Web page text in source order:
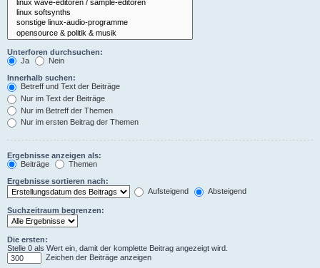
Unterforen durchsuchen:
Ja
Nein
Innerhalb suchen:
Betreff und Text der Beiträge
Nur im Text der Beiträge
Nur im Betreff der Themen
Nur im ersten Beitrag der Themen
Ergebnisse anzeigen als:
Beiträge
Themen
Ergebnisse sortieren nach:
Aufsteigend
Absteigend
Suchzeitraum begrenzen:
Die ersten:
Stelle 0 als Wert ein, damit der komplette Beitrag angezeigt wird.
Zeichen der Beiträge anzeigen